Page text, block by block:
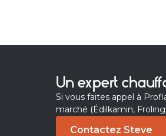
Un expert
Si vous faites appel à
marché (Édilkamin,
Contactez Steve